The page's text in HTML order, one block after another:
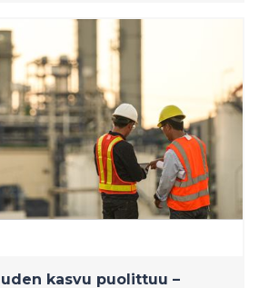
kasvu puolittuu –